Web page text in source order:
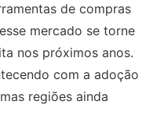
de compras
mercado se torne
nos próximos anos.
com a adoção
regiões ainda